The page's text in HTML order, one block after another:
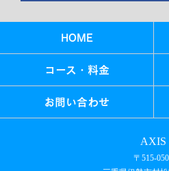
HOME
コース・料金
お問い合わせ
AXIS
〒515-